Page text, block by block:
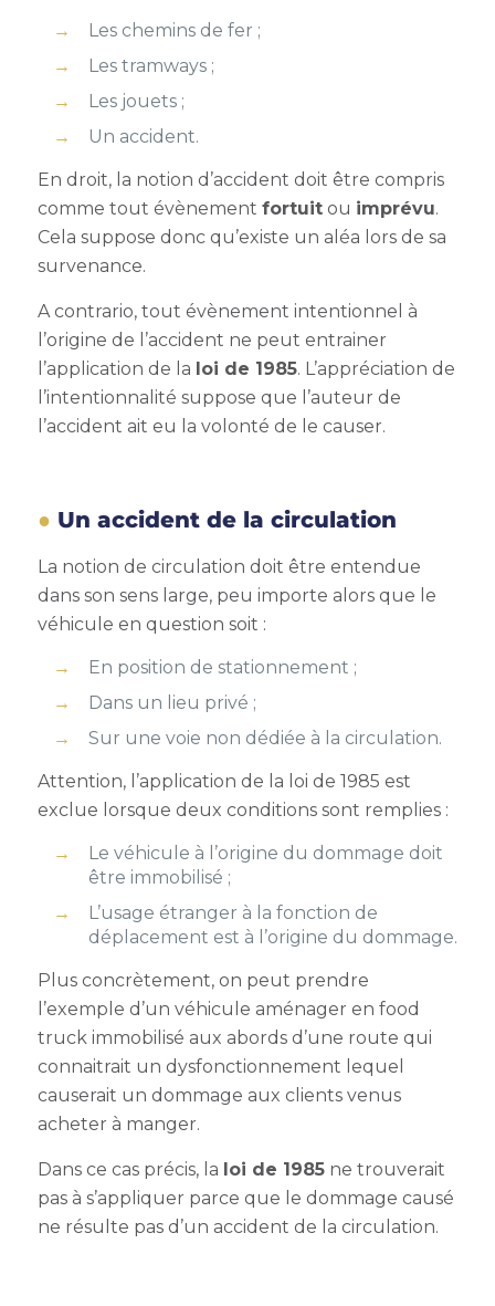
Les chemins de fer ;
Les tramways ;
Les jouets ;
Un accident.
En droit, la notion d’accident doit être compris
comme tout évènement fortuitou imprévu.
Cela suppose donc qu’existe un aléa lors de sa
survenance.
A contrario, tout évènement intentionnel à
l’origine de l’accident ne peut entrainer
l’application de la loi de 1985. L’appréciation de
l’intentionnalité suppose que l’auteur de
l’accident ait eu la volonté de le causer.
Un accident de la circulation
La notion de circulation doit être entendue
dans son sens large, peu importe alors que le
véhicule en question soit :
En position de stationnement ;
Dans un lieu privé ;
Sur une voie non dédiée à la circulation.
Attention, l’application de la loi de 1985 est
exclue lorsque deux conditions sont remplies :
Le véhicule à l’origine du dommage doit
être immobilisé ;
L’usage étranger à la fonction de
déplacement est à l’origine du dommage.
Plus concrètement, on peut prendre
l’exemple d’un véhicule aménager en food
truck immobilisé aux abords d’une route qui
connaitrait un dysfonctionnement lequel
causerait un dommage aux clients venus
acheter à manger.
Dans ce cas précis, la loi de 1985ne trouverait
pas à s’appliquer parce que le dommage causé
ne résulte pas d’un accident de la circulation.